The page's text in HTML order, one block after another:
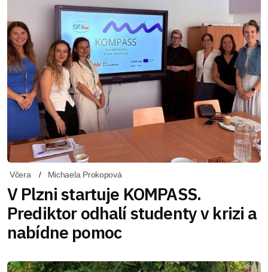
Včera Michaela Prokopová
V Plzni startuje KOMPASS.
Prediktor odhalí studenty v krizi a
nabídne pomoc